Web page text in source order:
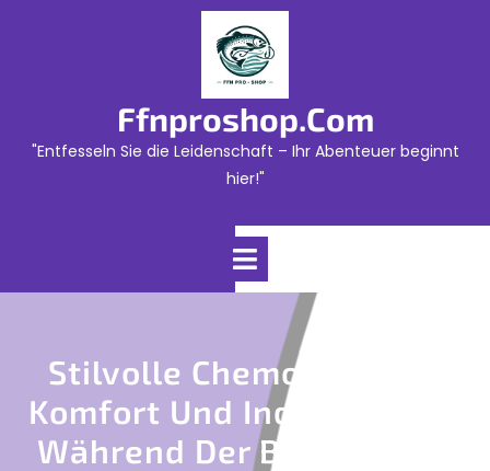
Ffnproshop.com
"Entfesseln Sie die Leidenschaft – Ihr Abenteuer beginnt
hier!"
Open
Stilvolle Chemo Mützen:
Komfort Und Individualität
Während Der Behandlung